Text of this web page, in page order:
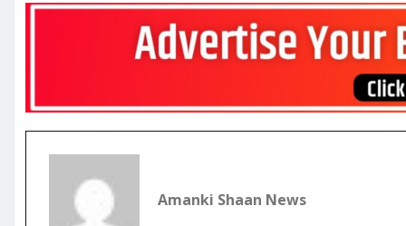
Amanki Shaan News